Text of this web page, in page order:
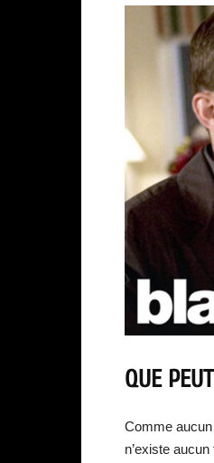
QUE
Comme
n’existe